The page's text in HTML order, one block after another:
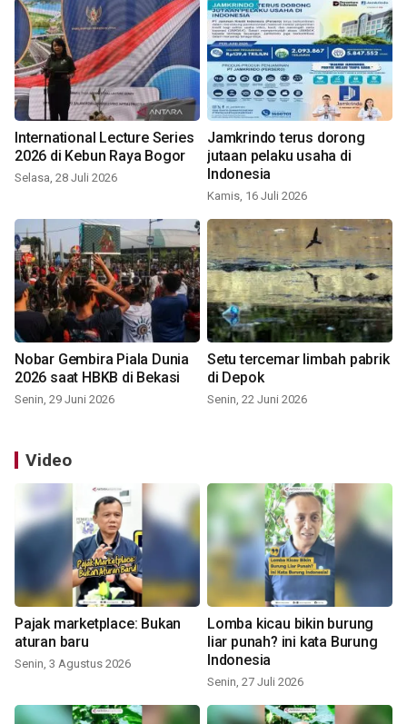
International Lecture Series
2026 di Kebun Raya Bogor
Selasa, 28 Juli 2026
Jamkrindo terus dorong
jutaan pelaku usaha di
Indonesia
Kamis, 16 Juli 2026
Nobar Gembira Piala Dunia
2026 saat HBKB di Bekasi
Senin, 29 Juni 2026
Setu tercemar limbah pabrik
di Depok
Senin, 22 Juni 2026
Video
Pajak marketplace: Bukan
aturan baru
Senin, 3 Agustus 2026
Lomba kicau bikin burung
liar punah? ini kata Burung
Indonesia
Senin, 27 Juli 2026